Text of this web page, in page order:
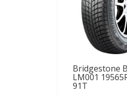
Bridgestone
LM001
91T